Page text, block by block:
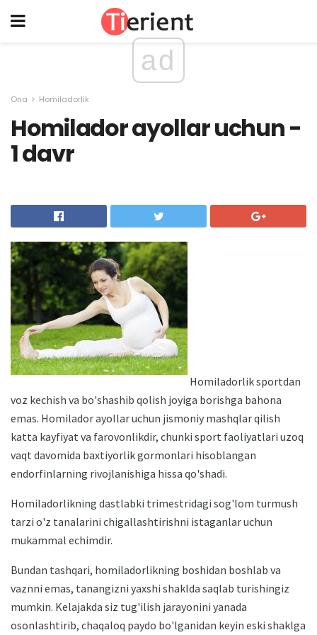
ad
Ona Homiladorlik
Homilador ayollar uchun -
1 davr
Homiladorlik sportdan
voz kechish va bo'shashib qolish joyiga borishga bahona
emas. Homilador ayollar uchun jismoniy mashqlar qilish
katta kayfiyat va farovonlikdir, chunki sport faoliyatlari uzoq
vaqt davomida baxtiyorlik gormonlari hisoblangan
endorfinlarning rivojlanishiga hissa qo'shadi.
Homiladorlikning dastlabki trimestridagi sog'lom turmush
tarzi o'z tanalarini chigallashtirishni istaganlar uchun
mukammal echimdir.
Bundan tashqari, homiladorlikning boshidan boshlab va
vaznni emas, tanangizni yaxshi shaklda saqlab turishingiz
mumkin. Kelajakda siz tug'ilish jarayonini yanada
osonlashtirib, chaqaloq paydo bo'lganidan keyin eski shaklga